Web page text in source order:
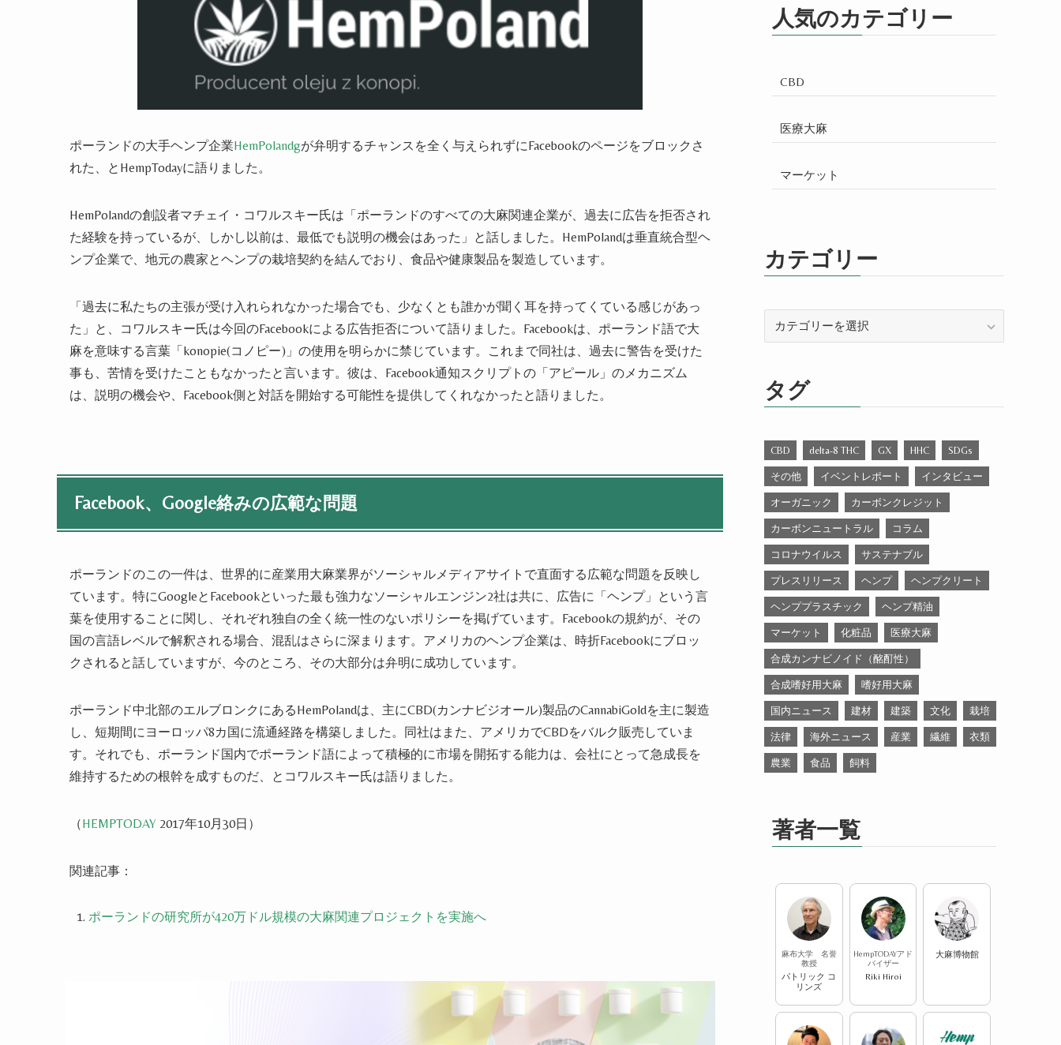
ポーランドの大手ヘンプ企業HemPolandgが弁明するチャンスを全く与えられずにFacebookのページをブロックさ
れた、と HempTodayに語りました。
HemPolandの創設者マチェイ・コワルスキー氏は「ポーランドのすべての大麻関連企業が、 過去に広告を拒否され
た経験を持っているが、しかし以前は、最低でも説明の機会はあった 」と話し ました。HemPolandは垂直統合型ヘ
ンプ企業で、地元の農家とヘンプの栽培契約を結んでおり、食品や健康製品を製造してい ます。
「過去に私たちの主張が受け入れられなかった場合でも、少なくとも誰かが聞く耳を持ってく ている感じがあっ
た」と 、 コワルスキー氏は今回のFacebookによる広告拒否について語りました。Facebookは、 ポーランド語で大
麻を意味する言葉「konopie(コノピー)」の使用を明らかに禁じてい ます。これまで同社は、 過去に警告を受けた
事も 、 苦情を受けたこともなかった と言います。彼は、Facebook通知スクリプトの「アピール」のメカニズム
は、 説明の機会や、Facebook側と対話を開始する可能性を提供して くれなかったと語りました。
Facebook、Google絡みの広範な問題
ポーランドのこの一件は、 世界的に産業用 大麻業界がソーシャルメディアサイトで直面する広範な問題を反映し
てい ます。特にGoogleとFacebookといった最も強力なソーシャルエンジン2社は共に、広告に「 ヘンプ」という言
葉を使用することに関し、それぞれ独自の全く 統一性のないポリシーを掲げてい ます。Facebookの規約が、 その
国の言語レベルで解釈される場合、混乱はさらに深ま ります。アメリカのヘンプ企業は、 時折Facebookにブロッ
クされると話してい ますが、今のところ、 その大部分は弁明に成功してい ます。
ポーランド中北部のエルブロンクにあるHemPolandは、 主にCBD(カンナビジオール)製品のCannabiGoldを主に製造
し、短期間にヨーロッパ8カ国に流通経路を構築し ました。 同社はまた、アメリカでCBDをバルク 販売してい ま
す。それでも、ポーランド国内でポーランド語によって積極的に市場を開拓する能力は、会社にとって急成長を
維持するための根幹を成すものだ、とコワルスキー氏は語りました。
（HEMPTODAY 2017年10月30日 ）
関連記事：
ポーランドの研究所が420万ドル規模の大麻関連プロジェクトを実施へ
人気のカテゴリー
CBD
医療大麻
マーケット
カテゴリー
ー
タグ
CBD delta-8 THC GX HHC SDGs
その他 イベントレポート インタビュー
オーガニック カーボンクレジット
カーボンニュートラル コラム
コロナウイルス サステナブル
プレスリリース ヘンプ ヘンプクリート
ヘンププラスチック ヘンプ精油
マーケット 化粧品 医療大麻
合成カンナビノイド（酩酊性）
合成嗜好用大麻 嗜好用大麻
国内ニュース 建材 建築 文化 栽培
法律 海外ニュース 産業 繊維 衣類
農業 食品 飼料
著者一覧
麻布大学 名誉
教授
パトリック コ
リンズ
HempTODAYアド
バイザー
Riki Hiroi
大麻博物館